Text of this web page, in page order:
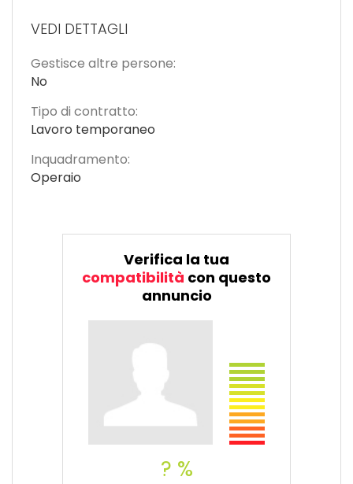
VEDI DETTAGLI
Gestisce altre persone:
No
Tipo di contratto:
Lavoro temporaneo
Inquadramento:
Operaio
Verifica la tua
compatibilità con questo
annuncio
? %